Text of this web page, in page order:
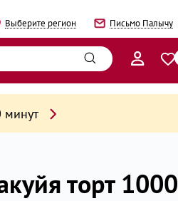
Выберите регион Письмо Палычу
минут
торт 1000